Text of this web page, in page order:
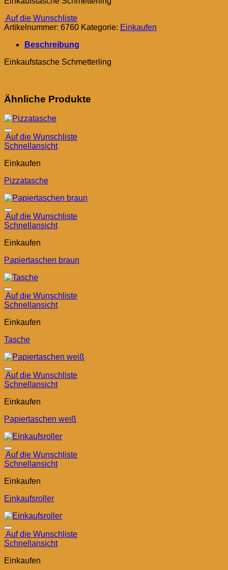
Auf die Wunschliste
Artikelnummer: 6760 Kategorie: Einkaufen
Beschreibung
Einkaufstasche Schmetterling
Ähnliche Produkte
Auf die Wunschliste
Schnellansicht
Einkaufen
Pizzatasche
Auf die Wunschliste
Schnellansicht
Einkaufen
Papiertaschen braun
Auf die Wunschliste
Schnellansicht
Einkaufen
Tasche
Auf die Wunschliste
Schnellansicht
Einkaufen
Papiertaschen weiß
Auf die Wunschliste
Schnellansicht
Einkaufen
Einkaufsroller
Auf die Wunschliste
Schnellansicht
Einkaufen